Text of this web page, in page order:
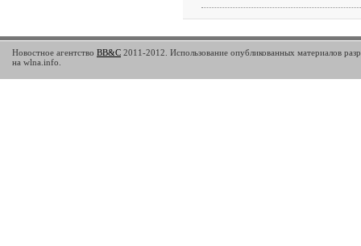
Новостное агентство BB&C 2011-2012. Использование опубликованных материалов
на wlna.info.